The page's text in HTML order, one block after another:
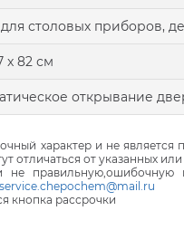
столовых приборов,
x 82 см
открывание
характер и не является
отличаться от указанных
не
service.chepochem@mail.ru
кнопка рассрочки